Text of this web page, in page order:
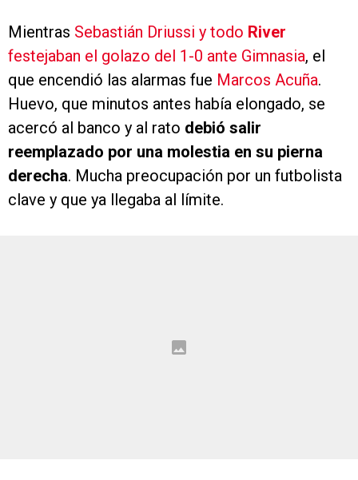
Mientras Sebastián Driussi y todo River
festejaban el golazo del 1-0 ante Gimnasia, el
que encendió las alarmas fue Marcos Acuña.
Huevo, que minutos antes había elongado, se
acercó al banco y al rato debió salir
reemplazado por una molestia en su pierna
derecha. Mucha preocupación por un futbolista
clave y que ya llegaba al límite.